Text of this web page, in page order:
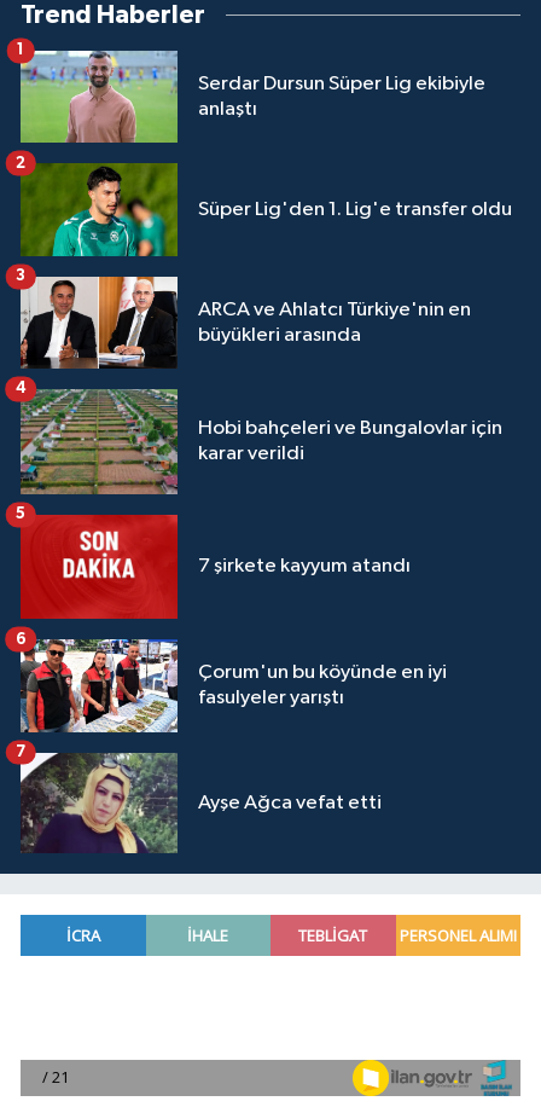
Trend Haberler
Serdar Dursun Süper Lig ekibiyle
anlaştı
1
Süper Lig'den 1. Lig'e transfer oldu
2
ARCA ve Ahlatcı Türkiye'nin en
büyükleri arasında
3
Hobi bahçeleri ve Bungalovlar için
karar verildi
4
7 şirkete kayyum atandı
5
Çorum'un bu köyünde en iyi
fasulyeler yarıştı
6
Ayşe Ağca vefat etti
7